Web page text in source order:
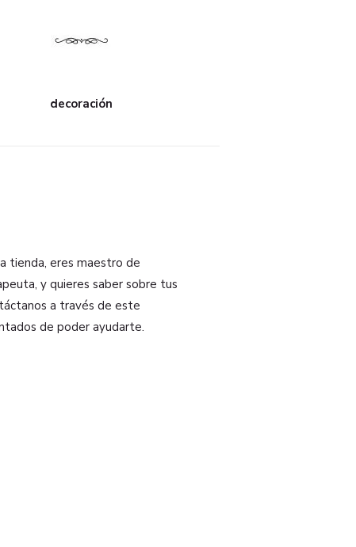
decoración
tienda, eres maestro de
y quieres saber sobre tus
a través de este
de poder ayudarte.